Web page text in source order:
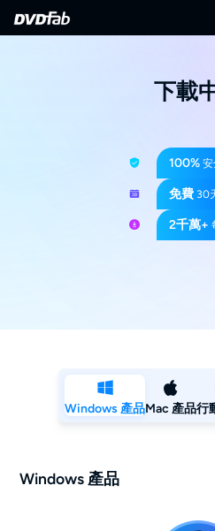
下載
100%
免費 30
2千萬+
Windows 產品Mac 產品行
Windows 產品